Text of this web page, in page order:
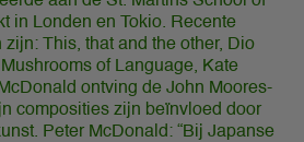
in Londen en Tokio. Recente
This, that and the other, Dio
of Language, Kate
ontving de John Moores-
composities zijn beïnvloed door
Peter McDonald: “Bij Japanse